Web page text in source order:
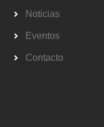
Noticias
Eventos
Contacto